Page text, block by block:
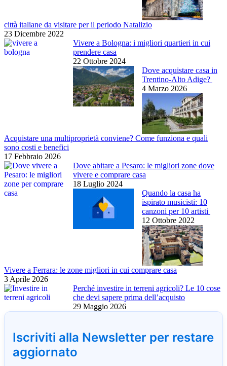
città italiane da visitare per il periodo Natalizio
23 Dicembre 2022
Vivere a Bologna: i migliori quartieri in cui
prendere casa
22 Ottobre 2024
Dove acquistare casa in
Trentino-Alto Adige?
4 Marzo 2026
Acquistare una multiproprietà conviene? Come funziona e quali
sono costi e benefici
17 Febbraio 2026
Dove abitare a Pesaro: le migliori zone dove
vivere e comprare casa
18 Luglio 2024
Quando la casa ha
ispirato musicisti: 10
canzoni per 10 artisti
12 Ottobre 2022
Vivere a Ferrara: le zone migliori in cui comprare casa
3 Aprile 2026
Perché investire in terreni agricoli? Le 10 cose
che devi sapere prima dell’acquisto
29 Maggio 2026
Iscriviti alla Newsletter per restare
aggiornato